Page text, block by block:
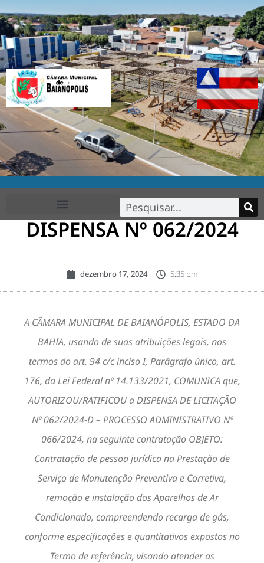
DISPENSA Nº 062/2024
dezembro 17, 2024 5:35 pm
A CÂMARA MUNICIPAL DE BAIANÓPOLIS, ESTADO DA
BAHIA, usando de suas atribuições legais, nos
termos do art. 94 c/c inciso I, Parágrafo único, art.
176, da Lei Federal nº 14.133/2021, COMUNICA que,
AUTORIZOU/RATIFICOU a DISPENSA DE LICITAÇÃO
Nº 062/2024-D – PROCESSO ADMINISTRATIVO Nº
066/2024, na seguinte contratação OBJETO:
Contratação de pessoa jurídica na Prestação de
Serviço de Manutenção Preventiva e Corretiva,
remoção e instalação dos Aparelhos de Ar
Condicionado, compreendendo recarga de gás,
conforme especificações e quantitativos expostos no
Termo de referência, visando atender as